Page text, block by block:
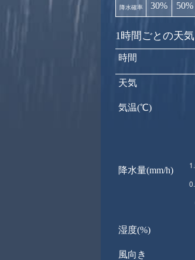
降水確率 30% 50%
1時間ごとの天気
時間
天気
気温(℃)
降水量(mm/h)
湿度(%)
風向き